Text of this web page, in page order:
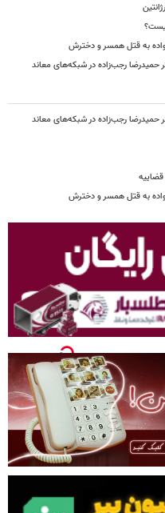
رجب‌زاده در شبکه‌های معاند
رجب‌زاده در شبکه‌های معاند